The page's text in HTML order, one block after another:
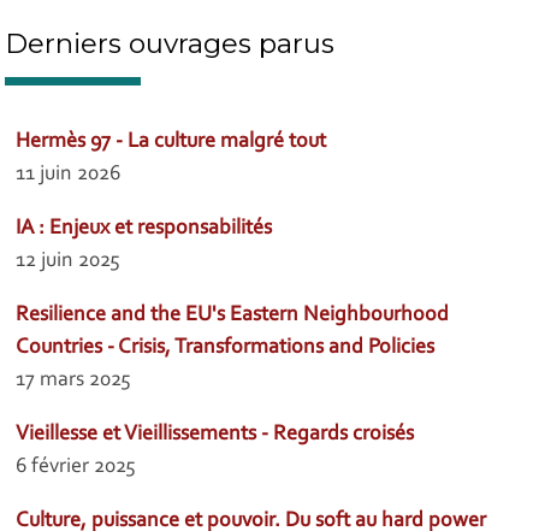
Derniers ouvrages parus
Hermès 97 - La culture malgré tout
11 juin 2026
IA : Enjeux et responsabilités
12 juin 2025
Resilience and the EU's Eastern Neighbourhood
Countries - Crisis, Transformations and Policies
17 mars 2025
Vieillesse et Vieillissements - Regards croisés
6 février 2025
Culture, puissance et pouvoir. Du soft au hard power